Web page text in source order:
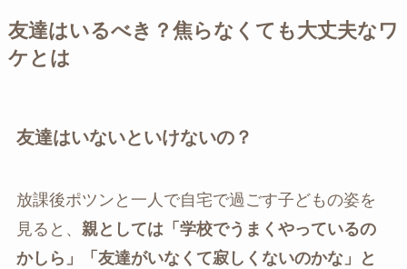
友達はいるべき？焦らなくても大丈夫なワ
ケとは
友達はいないといけないの？
放課後ポツンと一人で自宅で過ごす子どもの姿を
見ると、 親としては「学校でうまくやっているの
かしら」「友達がいなくて寂しくないのかな」と